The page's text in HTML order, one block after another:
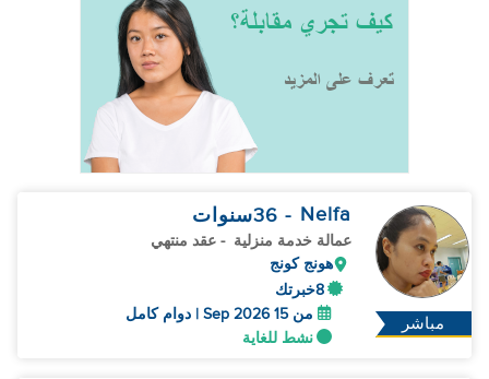
مباشر
Nelfa
- 36 سنوات
عمالة خدمة منزلية - عقد منتهي
هونج كونج
8خبرتك
من 15 Sep 2026 | دوام كامل
نشط للغاية